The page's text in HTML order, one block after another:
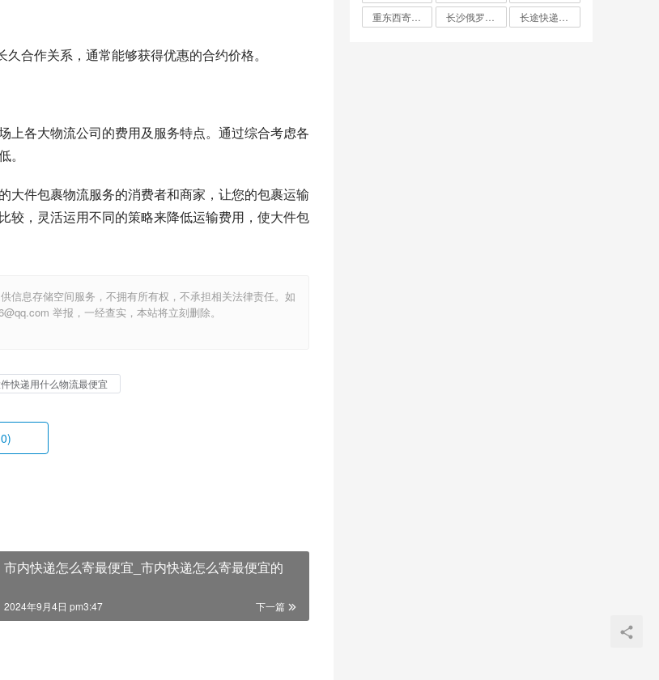
久合作关系，通常能够获得优惠的合约价格。
上各大物流公司的费用及服务特点。通过综合考虑各
大件包裹物流服务的消费者和商家，让您的包裹运输
较，灵活运用不同的策略来降低运输费用，使大件包
信息存储空间服务，不拥有所有权，不承担相关法律责任。如
举报，一经查实，本站将立刻删除。
快递用什么物流最便宜
市内快递怎么寄最便宜_市内快递怎么寄最便宜的
下一篇
2024年9月4日 pm3:47